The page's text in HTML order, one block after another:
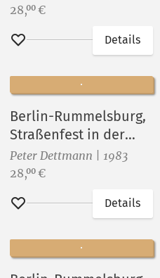
Preis:
28,00 €
Merken
Details
Berlin-Rummelsburg,
Straßenfest in der
Sophienstraße VI
Peter Dettmann | 1983
Preis:
28,00 €
Merken
Details